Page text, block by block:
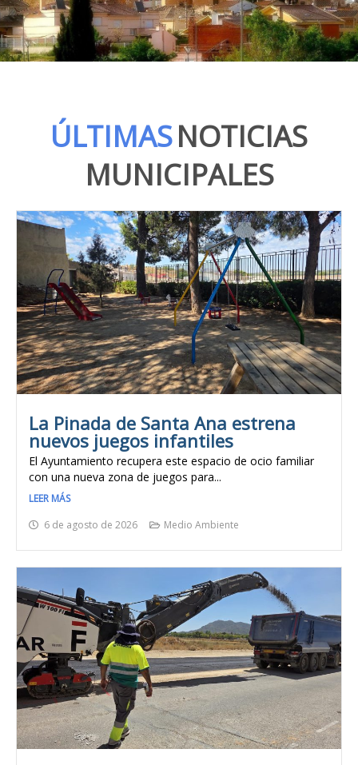
ÚLTIMASNOTICIAS
MUNICIPALES
La Pinada de Santa Ana estrena
nuevos juegos infantiles
El Ayuntamiento recupera este espacio de ocio familiar
con una nueva zona de juegos para...
LEER MÁS
6 de agosto de 2026
Medio Ambiente